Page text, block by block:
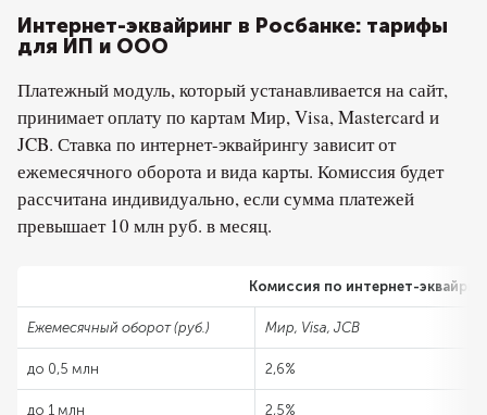
Интернет-эквайринг в Росбанке: тарифы
для ИП и ООО
Платежный модуль, который устанавливается на сайт,
принимает оплату по картам Мир, Visa, Mastercard и
JCB. Ставка по интернет-эквайрингу зависит от
ежемесячного оборота и вида карты. Комиссия будет
рассчитана индивидуально, если сумма платежей
превышает 10 млн руб. в месяц.
Комиссия по интернет-
Ежемесячный оборот (руб.) Мир, Visa, JCB
до 0,5 млн 2,6%
до 1 млн 2,5%